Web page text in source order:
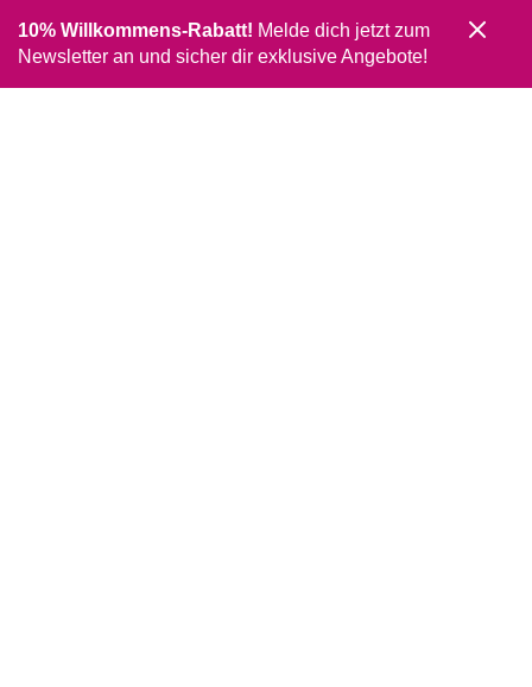
10% Willkommens-Rabatt! Melde dich jetzt zum
Newsletter an und sicher dir exklusive Angebote!